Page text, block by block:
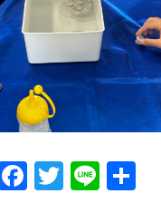
Facebook
Twitter
Line